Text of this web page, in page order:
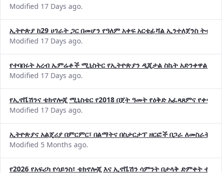
ኢትዮጵያ ከ29 ሀገራት ጋር በመሆን የዓለም አቀፍ አርቴፊሻል ኢንተለጀንስ
Modified 17 Days ago.
የተባበሩት አረብ ኤምሬቶች ሚኒስትር የኢትዮጵያን ዲጂታል ስኬት አድንቀዋል
Modified 17 Days ago.
የኢኖቬሽንና ቴክኖሎጂ ሚኒስቴር የ2018 በጀት ዓመት የዕቅድ አፈጻጸምና
Modified 17 Days ago.
ኢትዮጵያና አልጄሪያ በምርምር፣ በልማትና በስታርታፕ ዘርፎች በጋራ ለመስራት
Modified 5 Months ago.
የ2026 የአፍሪካ የሳይንስ፣ ቴክኖሎጂ እና ኢኖቬሽን ሳምንት በታላቅ ድምቀት
Modified 5 Months ago.